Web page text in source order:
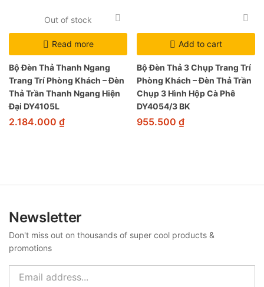
Out of stock
Read more
Bộ Đèn Thả Thanh Ngang
Trang Trí Phòng Khách – Đèn
Thả Trần Thanh Ngang Hiện
Đại DY4105L
2.184.000 ₫
Add to cart
Bộ Đèn Thả 3 Chụp Trang Trí
Phòng Khách – Đèn Thả Trần
Chụp 3 Hình Hộp Cà Phê
DY4054/3 BK
955.500 ₫
Newsletter
Don't miss out on thousands of super cool products &
promotions